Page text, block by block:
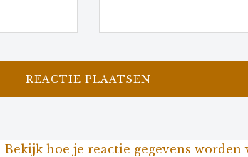
Bekijk hoe je reactie gegevens worden